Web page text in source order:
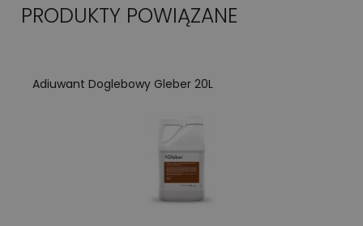
PRODUKTY POWIĄZANE
Adiuwant Doglebowy Gleber 20L